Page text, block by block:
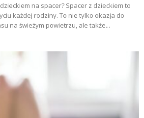
na spacer? Spacer z dzieckiem to
każdej rodziny. To nie tylko okazja do
na świeżym powietrzu, ale także...